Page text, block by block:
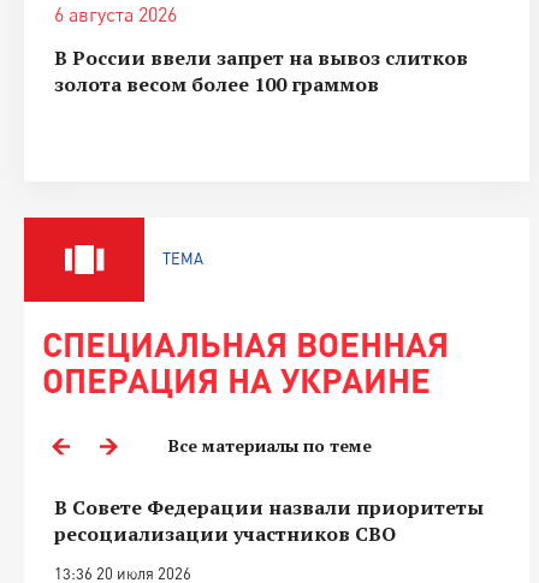
6 августа 2026
В России ввели запрет на вывоз слитков
золота весом более 100 граммов
ТЕМА
СПЕЦИАЛЬНАЯ ВОЕННАЯ
ОПЕРАЦИЯ НА УКРАИНЕ
Все материалы по теме
В Совете Федерации назвали приоритеты
ресоциализации участников СВО
13:36 20 июля 2026